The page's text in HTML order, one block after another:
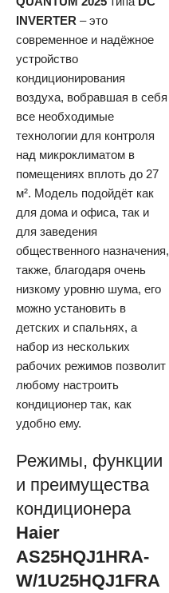
INVERTER – это
современное и надёжное
устройство
кондиционирования
воздуха, вобравшая в себя
все необходимые
технологии для контроля
над микроклиматом в
помещениях вплоть до 27
м². Модель подойдёт как
для дома и офиса, так и
для заведения
общественного назначения,
также, благодаря очень
низкому уровню шума, его
можно установить в
детских и спальнях, а
набор из нескольких
рабочих режимов позволит
любому настроить
кондиционер так, как
удобно ему.
Режимы, функции
и преимущества
кондиционера
Haier
AS25HQJ1HRA-
W/1U25HQJ1FRA